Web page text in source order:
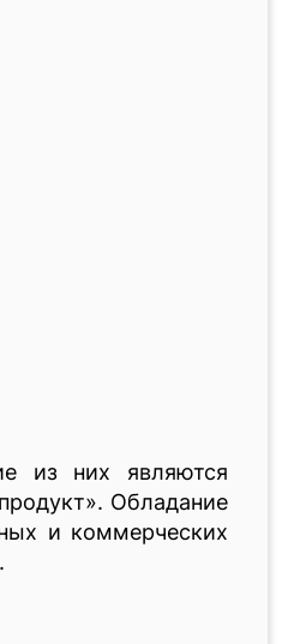
из них являются
Обладание
и коммерческих